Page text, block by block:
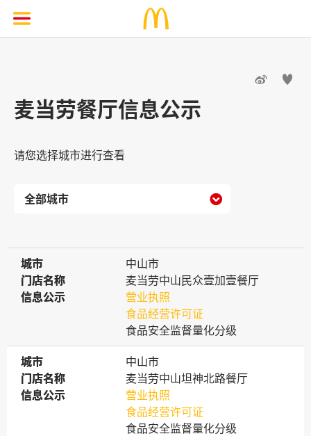
 
麦当劳餐厅信息公示
请您选择城市进行查看

城市
城市
中山市
门店名称
门店名称
麦当劳中山民众壹加壹餐厅
信息公示
信息公示
营业执照
食品经营许可证
食品安全监督量化分级
城市
城市
中山市
门店名称
门店名称
麦当劳中山坦神北路餐厅
信息公示
信息公示
营业执照
食品经营许可证
食品安全监督量化分级